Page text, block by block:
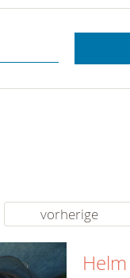
Hotline.
gerne.
rund um
vorherige